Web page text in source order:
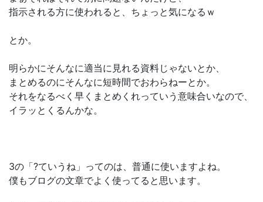
指示される方に使われると、ちょっと気になるｗ
とか。
明らかにそんなに適当に見れる資料じゃないとか、
まとめるのにそんなに短時間でおわらねーとか。
それをなるべく早くまとめくれっていう意味合いなので、
イラッとくるんかな。
3の「?ていうね」ってのは、普通に使いますよね。
僕もブログの文章でよく使ってると思います。